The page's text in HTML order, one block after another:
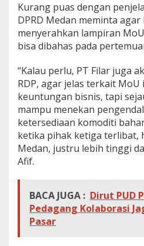
Kurang puas dengan
DPRD Medan meminta agar
menyerahkan lampiran
bisa dibahas pada
“Kalau perlu, PT Filar juga
RDP, agar jelas terkait MoU
keuntungan bisnis, tapi
mampu menekan
ketersediaan komoditi
ketika pihak ketiga terlibat,
Medan, justru lebih tinggi
Afif.
BACA JUGA : Dirut PUD
Pedagang Kolaborasi
Pasar